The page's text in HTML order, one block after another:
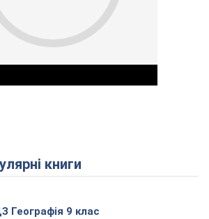
Play Video
книги
Географія 9 клас